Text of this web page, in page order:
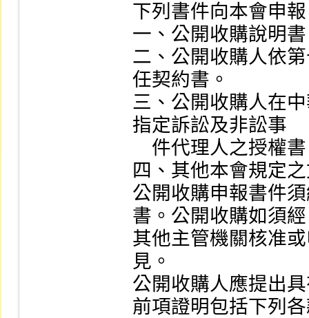
下列書件向本會申
一、公開收購說明
二、公開收購人依
任契約書。
三、公開收購人在
指定訴訟及非訟事
四、其他本會規定
公開收購申報書件
書。公開收購如須經
其他主管機關核准
見。
公開收購人應提出
前項證明包括下列